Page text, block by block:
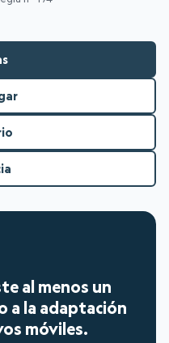
al menos un
a la adaptación
móviles.